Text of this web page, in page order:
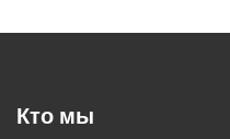
Кто мы